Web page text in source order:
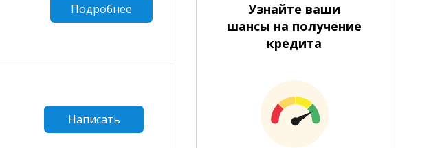
Подробнее
Написать
Узнайте ваши
шансы на получение
кредита